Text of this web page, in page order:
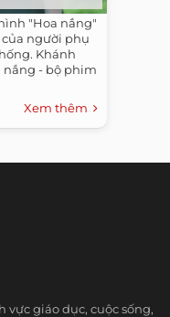
"Hoa nắng"
người phụ
Khánh
nắng - bộ phim
Xem thêm
vực giáo dục, cuộc sống,